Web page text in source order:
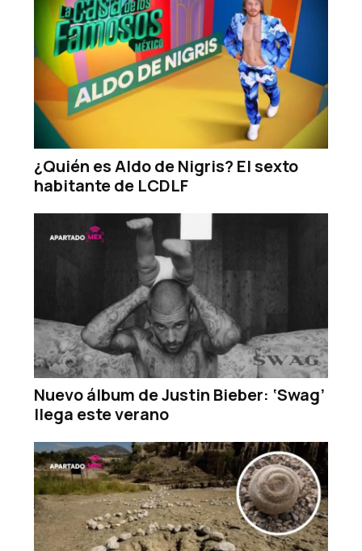
¿Quién es Aldo de Nigris? El sexto
habitante de LCDLF
Nuevo álbum de Justin Bieber: ‘Swag’
llega este verano